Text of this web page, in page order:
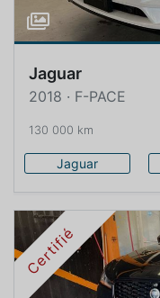
Jaguar
2018 · F-PACE
130 000 km
Jaguar
Certifié